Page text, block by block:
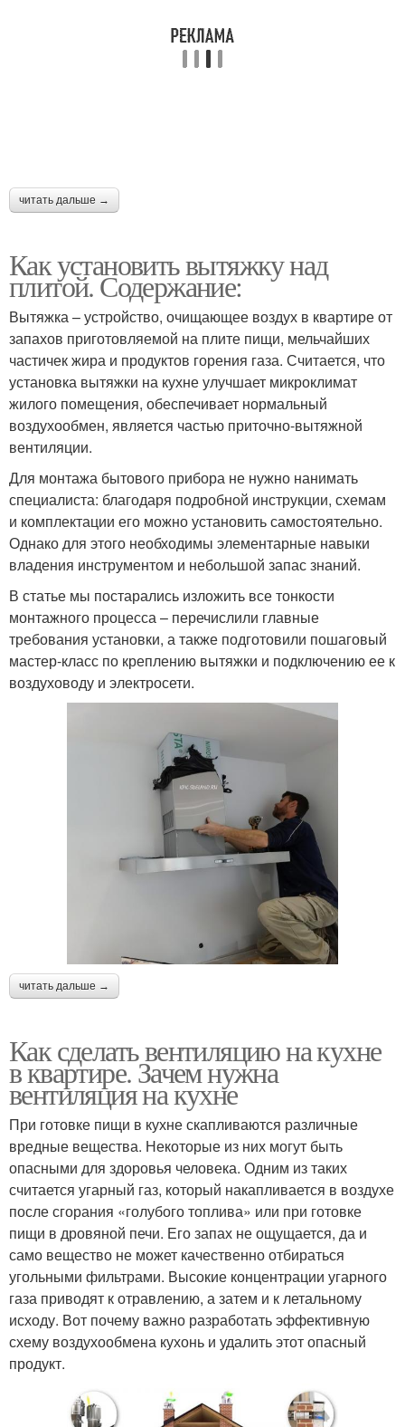
читать дальше →
Как установить вытяжку над
плитой. Содержание:
Вытяжка – устройство, очищающее воздух в квартире от
запахов приготовляемой на плите пищи, мельчайших
частичек жира и продуктов горения газа. Считается, что
установка вытяжки на кухне улучшает микроклимат
жилого помещения, обеспечивает нормальный
воздухообмен, является частью приточно-вытяжной
вентиляции.
Для монтажа бытового прибора не нужно нанимать
специалиста: благодаря подробной инструкции, схемам
и комплектации его можно установить самостоятельно.
Однако для этого необходимы элементарные навыки
владения инструментом и небольшой запас знаний.
В статье мы постарались изложить все тонкости
монтажного процесса – перечислили главные
требования установки, а также подготовили пошаговый
мастер-класс по креплению вытяжки и подключению ее к
воздуховоду и электросети.
читать дальше →
Как сделать вентиляцию на кухне
в квартире. Зачем нужна
вентиляция на кухне
При готовке пищи в кухне скапливаются различные
вредные вещества. Некоторые из них могут быть
опасными для здоровья человека. Одним из таких
считается угарный газ, который накапливается в воздухе
после сгорания «голубого топлива» или при готовке
пищи в дровяной печи. Его запах не ощущается, да и
само вещество не может качественно отбираться
угольными фильтрами. Высокие концентрации угарного
газа приводят к отравлению, а затем и к летальному
исходу. Вот почему важно разработать эффективную
схему воздухообмена кухонь и удалить этот опасный
продукт.